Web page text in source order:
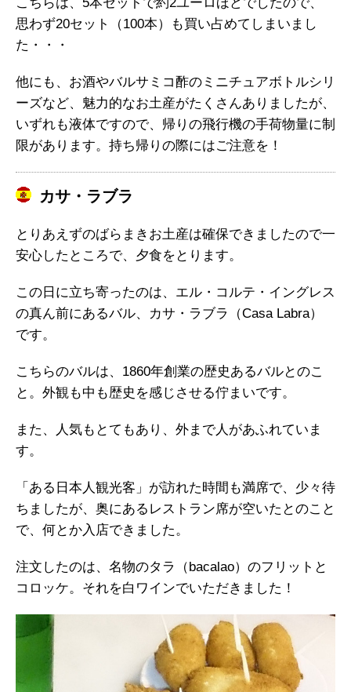
思わず20セット（100本）も買い占めてしまいまし
た・・・
他にも、お酒やバルサミコ酢のミニチュアボトルシリ
ーズなど、魅力的なお土産がたくさんありましたが、
いずれも液体ですので、帰りの飛行機の手荷物量に制
限があります。持ち帰りの際にはご注意を！
カサ・ラブラ
とりあえずのばらまきお土産は確保できましたので一
安心したところで、夕食をとります。
この日に立ち寄ったのは、エル・コルテ・イングレス
の真ん前にあるバル、カサ・ラブラ（Casa Labra）
です。
こちらのバルは、1860年創業の歴史あるバルとのこ
と。外観も中も歴史を感じさせる佇まいです。
また、人気もとてもあり、外まで人があふれていま
す。
「ある日本人観光客」が訪れた時間も満席で、少々待
ちましたが、奥にあるレストラン席が空いたとのこと
で、何とか入店できました。
注文したのは、名物のタラ（bacalao）のフリットと
コロッケ。それを白ワインでいただきました！